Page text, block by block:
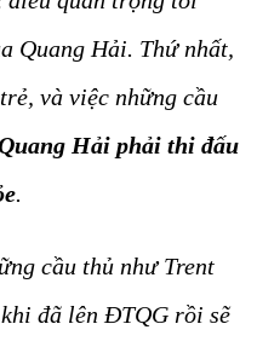
Quang Hải. Thứ nhất,
và việc những cầu
Hải phải thi đấu
.
cầu thủ như Trent
đã lên ĐTQG rồi sẽ